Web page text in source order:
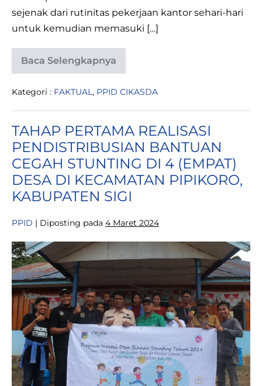
sejenak dari rutinitas pekerjaan kantor sehari-hari
untuk kemudian memasuki […]
Baca Selengkapnya
KADIS
CIKASDA
PURNA
DINAS
JANGAN
TERHENTI
DAN
HARUS
BERKARYA
Kategori : FAKTUAL, PPID CIKASDA
TAHAP PERTAMA REALISASI
PENDISTRIBUSIAN BANTUAN
CEGAH STUNTING DI 4 (EMPAT)
DESA DI KECAMATAN PIPIKORO,
KABUPATEN SIGI
PPID | Diposting pada 4 Maret 2024
TAHAP
PERTAMA
REALISASI
PENDISTRIBUSIAN
BANTUAN
CEGAH
STUNTING
DI
4